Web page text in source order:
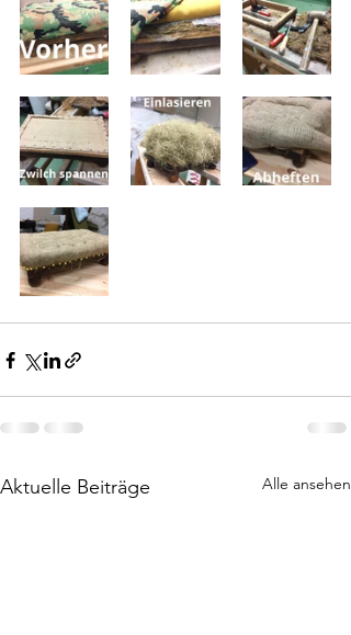
Aktuelle Beiträge Alle ansehen